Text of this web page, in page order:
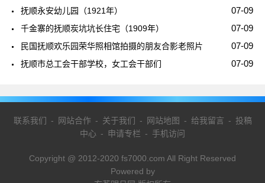
07-09
抚顺永安幼儿园（1921年）
07-09
千金寨的抚顺炭坑坑长住宅（1909年）
07-09
民国抚顺欢乐园荣华照相馆拍摄的朋友合影老照片
07-09
抚顺市总工会干部学校，女工会干部们
联系我们 - 网站合作- 关于我们 - 网站地图 - 给我留言 - 投稿
中心 - 申请专栏 - 手机访问
Copyright @ 2012-2020 fs7000.com All Right Reserved
Powered by